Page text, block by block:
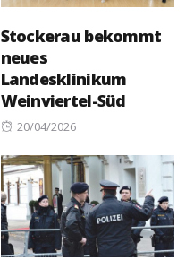
Stockerau bekommt
neues
Landesklinikum
Weinviertel-Süd
Posted
20/04/2026